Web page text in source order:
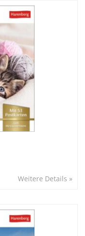
Weitere Details »